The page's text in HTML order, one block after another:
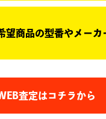
望商品の型番やメーカ
査定はコチラから